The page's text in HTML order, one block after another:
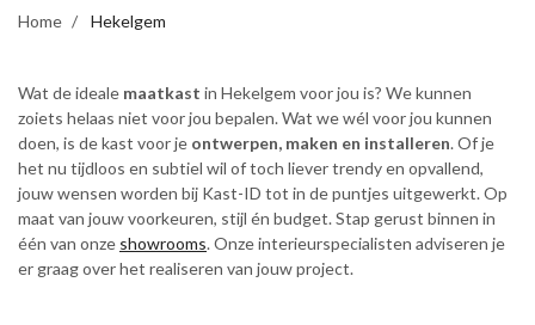
Home Hekelgem
Wat de ideale maatkast in Hekelgem voor jou is? We kunnen
zoiets helaas niet voor jou bepalen. Wat we wél voor jou kunnen
doen, is de kast voor je ontwerpen, maken en installeren. Of je
het nu tijdloos en subtiel wil of toch liever trendy en opvallend,
jouw wensen worden bij Kast-ID tot in de puntjes uitgewerkt. Op
maat van jouw voorkeuren, stijl én budget. Stap gerust binnen in
één van onze showrooms. Onze interieurspecialisten adviseren je
er graag over het realiseren van jouw project.